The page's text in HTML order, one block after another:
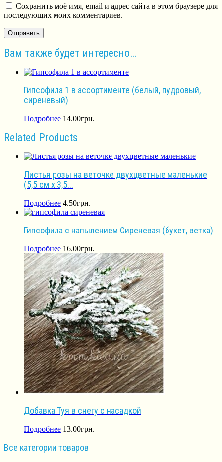
Сохранить моё имя, email и адрес сайта в этом браузере для
последующих моих комментариев.
Вам также будет интересно…
Гипсофила 1 в ассортименте (белый, пудровый,
сиреневый)
Подробнее 14.00грн.
Related Products
Листья розы на веточке двухцветные маленькие
(5,5 см х 3,5...
Подробнее 4.50грн.
Гипсофила с напылением Сиреневая (букет, ветка)
Подробнее 16.00грн.
Добавка Туя в снегу с насадкой
Подробнее 13.00грн.
Все категории товаров